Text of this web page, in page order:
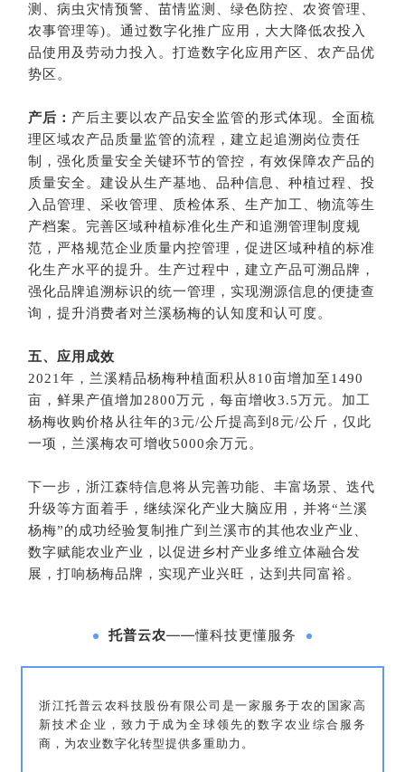
测、病虫灾情预警、苗情监测、绿色防控、农资管理、
农事管理等)。通过数字化推广应用，大大降低农投入
品使用及劳动力投入。打造数字化应用产区、农产品优
势区。
产后： 产后主要以农产品安全监管的形式体现。全面梳
理区域农产品质量监管的流程，建立起追溯岗位责任
制，强化质量安全关键环节的管控，有效保障农产品的
质量安全。建设从生产基地、品种信息、种植过程、投
入品管理、采收管理、质检体系、生产加工、物流等生
产档案。完善区域种植标准化生产和追溯管理制度规
范，严格规范企业质量内控管理，促进区域种植的标准
化生产水平的提升。生产过程中，建立产品可溯品牌，
强化品牌追溯标识的统一管理，实现溯源信息的便捷查
询，提升消费者对兰溪杨梅的认知度和认可度。
五、应用成效
2021年，兰溪精品杨梅种植面积从810亩增加至1490
亩，鲜果产值增加2800万元，每亩增收3.5万元。加工
杨梅收购价格从往年的3元/公斤提高到8元/公斤，仅此
一项，兰溪梅农可增收5000余万元。
下一步，浙江森特信息将从完善功能、丰富场景、迭代
升级等方面着手，继续深化产业大脑应用，并将“兰溪
杨梅”的成功经验复制推广到兰溪市的其他农业产业、
数字赋能农业产业，以促进乡村产业多维立体融合发
展，打响杨梅品牌，实现产业兴旺，达到共同富裕。
托普云农——懂科技更懂服务
浙江托普云农科技股份有限公司是一家服务于农的国家高
新技术企业，致力于成为全球领先的数字农业综合服务
商，为农业数字化转型提供多重助力。